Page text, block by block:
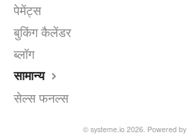
पेमेंट्स
बुकिंग कैलेंडर
ब्लॉग
सामान्य
सेल्स फनल्स
© systeme.io 2026. Powered by